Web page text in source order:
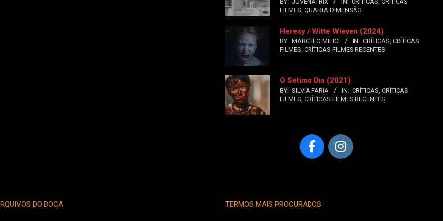
BY: JUVENATRIX IN: CRÍTICAS, CRÍTICAS
FILMES, QUARTA DIMENSÃO
Heresy / Witte Wieven (2024)
BY: MARCELO MILICI IN: CRÍTICAS, CRÍTICAS
FILMES, CRÍTICAS FILMES RECENTES
O Sétimo Dia (2021)
BY: SILVIA FARIA IN: CRÍTICAS, CRÍTICAS
FILMES, CRÍTICAS FILMES RECENTES
DO BOCA TERMOS MAIS PROCURADOS